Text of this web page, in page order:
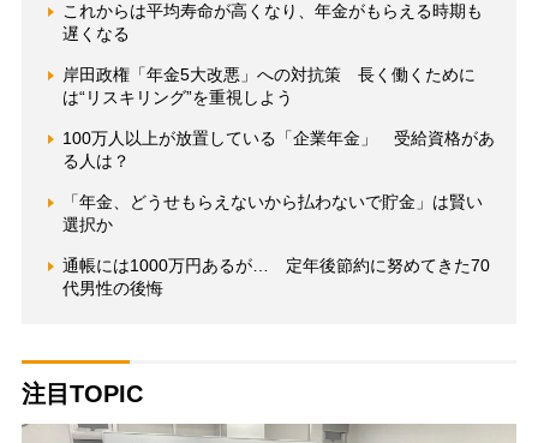
これからは平均寿命が高くなり、年金がもらえる時期も
遅くなる
岸田政権「年金5大改悪」への対抗策 長く働くために
は“リスキリング”を重視しよう
100万人以上が放置している「企業年金」 受給資格があ
る人は？
「年金、どうせもらえないから払わないで貯金」は賢い
選択か
通帳には1000万円あるが… 定年後節約に努めてきた70
代男性の後悔
注目TOPIC